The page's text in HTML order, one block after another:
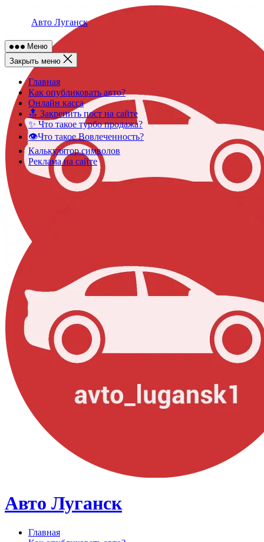
Авто Луганск
Меню
Закрыть меню
Главная
Как опубликовать авто?
Онлайн касса
🔝 Закрепить пост на сайте
✨ Что такое турбо продажа?
👁️Что такое Вовлеченность?
Калькулятор символов
Реклама на сайте
Авто Луганск
Главная